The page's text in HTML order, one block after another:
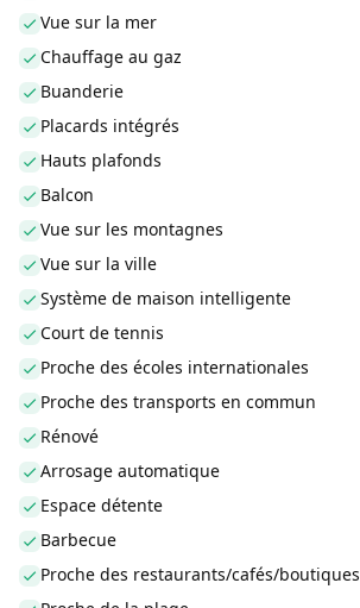
Vue sur la mer
Chauffage au gaz
Buanderie
Placards intégrés
Hauts plafonds
Balcon
Vue sur les montagnes
Vue sur la ville
Système de maison intelligente
Court de tennis
Proche des écoles internationales
Proche des transports en commun
Rénové
Arrosage automatique
Espace détente
Barbecue
Proche des restaurants/cafés/boutiques